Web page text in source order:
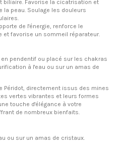
biliaire. Favorise la cicatrisation et
la peau. Soulage les douleurs
de l'énergie, renforce le
et favorise un sommeil réparateur.
en pendentif ou placé sur les chakras
à l'eau ou sur un amas de
Péridot, directement issus des mines
vertes vibrantes et leurs formes
touche d'élégance à votre
de nombreux bienfaits.
ou sur un amas de cristaux.